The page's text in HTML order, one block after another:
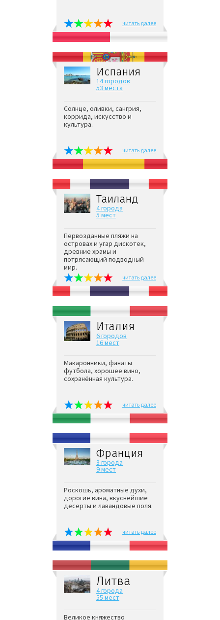
читать далее
Испания
14 городов
53 места
Солнце, оливки, сангрия,
коррида, искусство и
культура.
читать далее
Таиланд
4 города
5 мест
Первозданные пляжи на
островах и угар дискотек,
древние храмы и
потрясающий подводный
мир.
читать далее
Италия
6 городов
16 мест
Макаронники, фанаты
футбола, хорошее вино,
сохранённая культура.
читать далее
Франция
3 города
9 мест
Роскошь, ароматные духи,
дорогие вина, вкуснейшие
десерты и лавандовые поля.
читать далее
Литва
4 города
55 мест
Великое княжество